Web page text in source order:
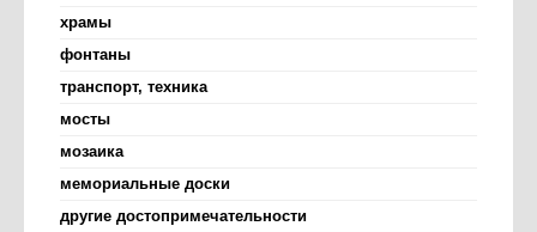
храмы
фонтаны
транспорт, техника
мосты
мозаика
мемориальные доски
другие достопримечательности